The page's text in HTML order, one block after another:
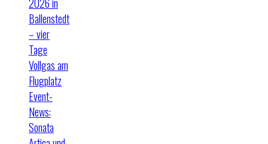
Ballenstedt
– vier
Tage
Vollgas am
Flugplatz
Event-
News:
Sonata